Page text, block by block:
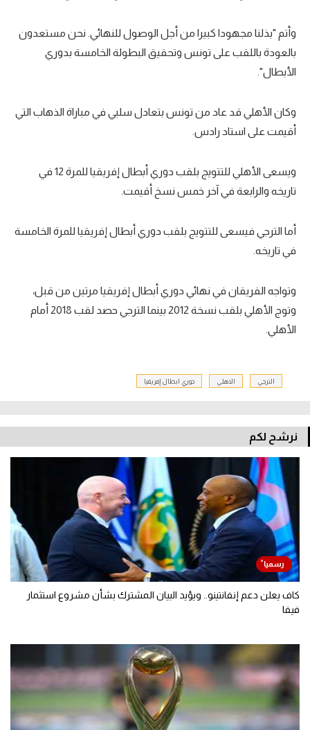
وأتم "بذلنا مجهودا كبيرا من أجل الوصول للنهائي. نحن مستعدون
بالعودة باللقب على تونس وتحقيق البطولة الخامسة بدوري
الأبطال".
وكان الأهلي قد عاد من تونس بتعادل سلبي في مباراة الذهاب التي
أقيمت على استاد رادس.
ويسعى الأهلي للتتويج بلقب دوري أبطال إفريقيا للمرة 12 في
تاريخه والرابعة في آخر خمس نسخ أقيمت.
أما الترجي فيسعى للتتويج بلقب دوري أبطال إفريقيا للمرة الخامسة
في تاريخه.
وتواجه الفريقان في نهائي دوري أبطال إفريقيا مرتين من قبل،
وتوج الأهلي بلقب نسخة 2012 بينما الترجي حصد لقب 2018 أمام
الأهلي.
الترجي الاهلي دوري ابطال إفريقيا
نرشح لكم
كاف يعلن دعم إنفانتينو.. ويؤيد البيان المشترك بشأن مشروع استثمار
فيفا